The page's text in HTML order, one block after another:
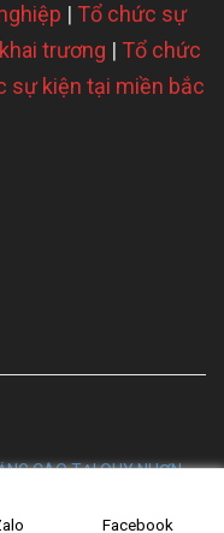
| Tổ chức sự
trương | Tổ chức
sự kiện tại miền bắc
CÁO TẠI QUY NHƠN
Facebook